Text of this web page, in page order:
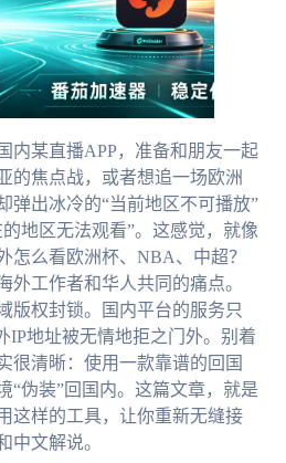
内某直播APP，准备和朋友一起
的焦点战，或者想追一场欧洲
弹出冰冷的“当前地区不可播放”
地区无法观看”。这感觉，就像
怎么看欧洲杯、NBA、中超？
外工作者和华人共同的痛点。
版权封锁。国内平台的服务只
IP地址被无情地拒之门外。别着
很清晰：使用一款靠谱的回国
“伪装”回国内。这篇文章，就是
这样的工具，让你重新无缝接
中文解说。